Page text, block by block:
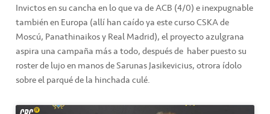
Invictos en su cancha en lo que va de ACB (4/0) e inexpugnable
también en Europa (allí han caído ya este curso CSKA de
Moscú, Panathinaikos y Real Madrid), el proyecto azulgrana
aspira una campaña más a todo, después de haber puesto su
roster de lujo en manos de Sarunas Jasikevicius, otrora ídolo
sobre el parqué de la hinchada culé.